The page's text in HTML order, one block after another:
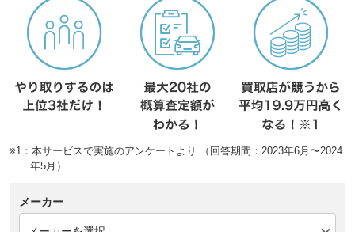
※1：本サービスで実施のアンケートより （回答期間：2023年6月〜2024
年5月）
メーカー